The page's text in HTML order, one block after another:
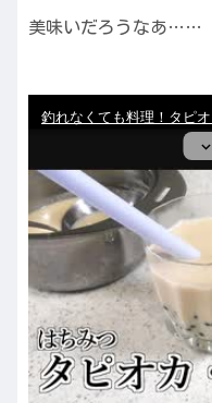
美味いだろうなあ……